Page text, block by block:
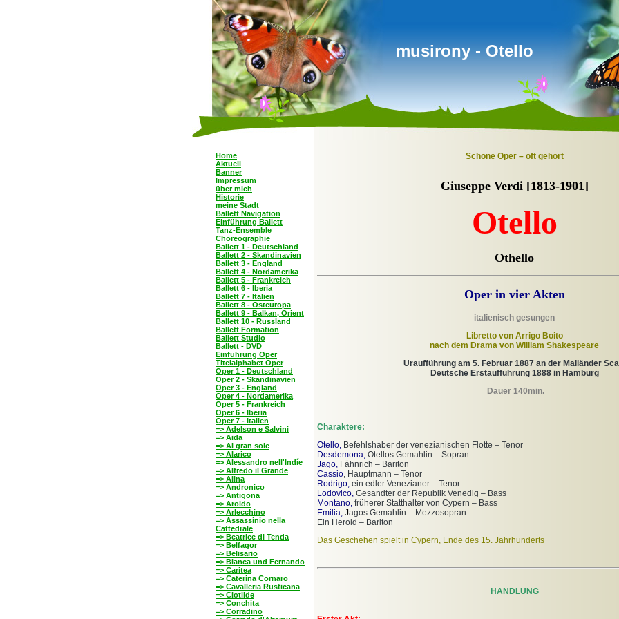
musirony - Otello
Home
Aktuell
Banner
Impressum
über mich
Historie
meine Stadt
Ballett Navigation
Einführung Ballett
Tanz-Ensemble
Choreographie
Ballett 1 - Deutschland
Ballett 2 - Skandinavien
Ballett 3 - England
Ballett 4 - Nordamerika
Ballett 5 - Frankreich
Ballett 6 - Iberia
Ballett 7 - Italien
Ballett 8 - Osteuropa
Ballett 9 - Balkan, Orient
Ballett 10 - Russland
Ballett Formation
Ballett Studio
Ballett - DVD
Einführung Oper
Titelalphabet Oper
Oper 1 - Deutschland
Oper 2 - Skandinavien
Oper 3 - England
Oper 4 - Nordamerika
Oper 5 - Frankreich
Oper 6 - Iberia
Oper 7 - Italien
=> Adelson e Salvini
=> Aida
=> Al gran sole
=> Alarico
=> Alessandro nell'Indíe
=> Alfredo il Grande
=> Alina
=> Andronico
=> Antigona
=> Aroldo
=> Arlecchino
=> Assassinio nella
Cattedrale
=> Beatrice di Tenda
=> Belfagor
=> Belisario
=> Bianca und Fernando
=> Caritea
=> Caterina Cornaro
=> Cavalleria Rusticana
=> Clotilde
=> Conchita
=> Corradino
Schöne Oper – oft gehört
Giuseppe Verdi [1813-1901]
Otello
Othello
Oper in vier Akten
italienisch gesungen
Libretto von Arrigo Boito
nach dem Drama von William Shakespeare
Uraufführung am 5. Februar 1887 an der Mailänder
Deutsche Erstaufführung 1888 in Hamburg
Dauer 140min.
Charaktere:
Otello, Befehlshaber der venezianischen Flotte – Tenor
Desdemona, Otellos Gemahlin – Sopran
Jago, Fähnrich – Bariton
Cassio, Hauptmann – Tenor
Rodrigo, ein edler Venezianer – Tenor
Lodovico, Gesandter der Republik Venedig – Bass
Montano, früherer Statthalter von Cypern – Bass
Emilia, Jagos Gemahlin – Mezzosopran
Ein Herold – Bariton
Das Geschehen spielt in Cypern, Ende des 15. Jahrhunderts
HANDLUNG